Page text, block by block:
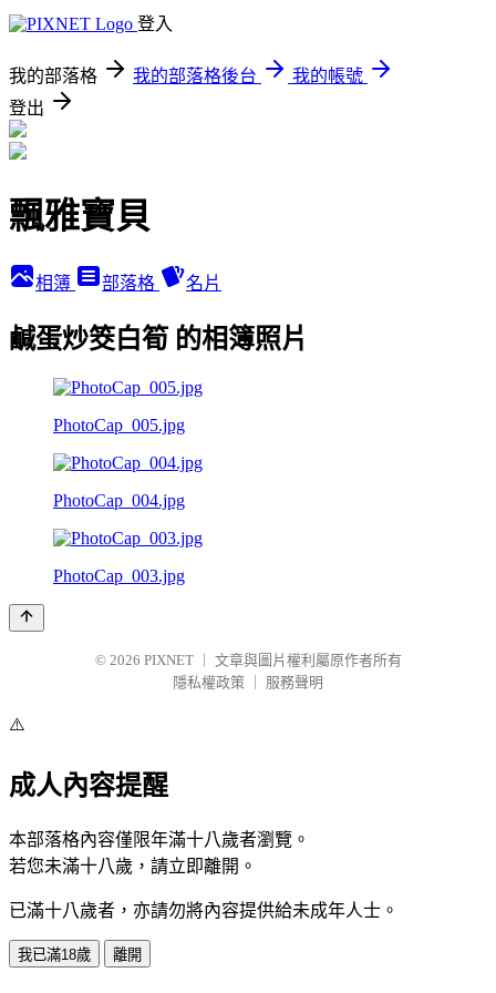
登入
我的部落格 我的部落格後台
我的帳號
登出
飄雅寶貝
相簿 部落格 名片
鹹蛋炒筊白筍 的相簿照片
PhotoCap_005.jpg
PhotoCap_004.jpg
PhotoCap_003.jpg
© 2026 PIXNET
文章與圖片權利屬原作者所有
隱私權政策
服務聲明
⚠️
成人內容提醒
本部落格內容僅限年滿十八歲者瀏覽。
若您未滿十八歲，請立即離開。
已滿十八歲者，亦請勿將內容提供給未成年人士。
我已滿18歲 離開